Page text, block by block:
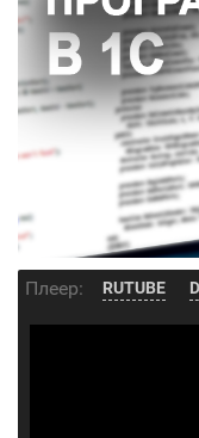
Плеер: RUTUBE